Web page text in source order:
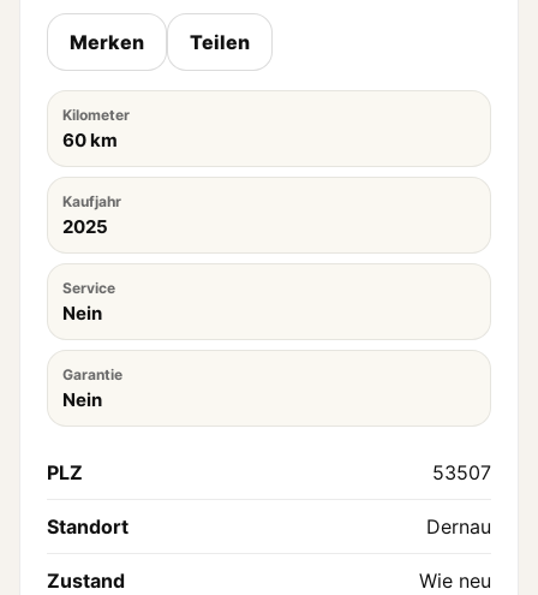
Merken Teilen
Kilometer
60 km
Kaufjahr
2025
Service
Nein
Garantie
Nein
PLZ 53507
Standort Dernau
Zustand Wie neu